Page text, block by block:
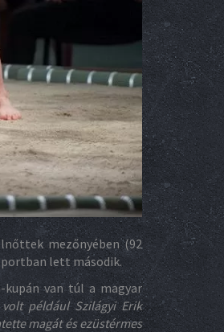
mezőnyében (92
lett második.
kupán van túl a magyar
például Szilágyi Erik
magát és ezüstérmes